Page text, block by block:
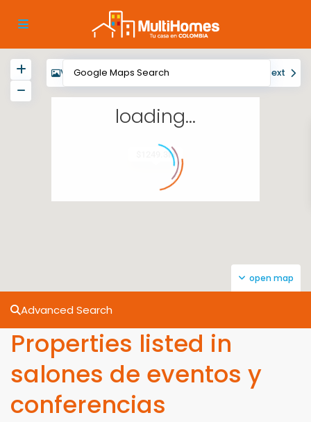
$1249.3M
loading...
open map
View My Location Next
Advanced Search
Properties listed in
salones de eventos y
conferencias